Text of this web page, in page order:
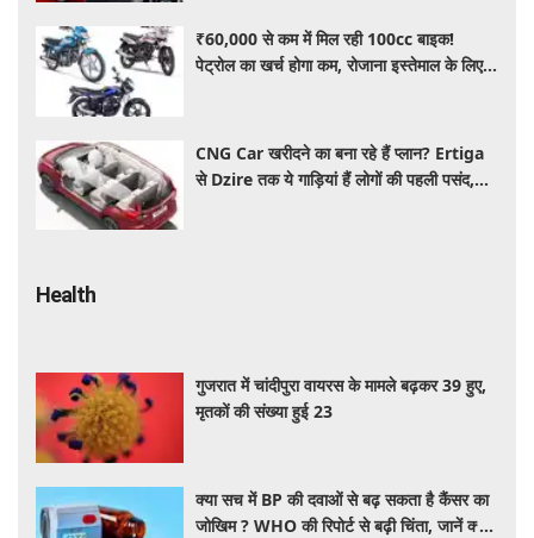
₹60,000 से कम में मिल रही 100cc बाइक!
पेट्रोल का खर्च होगा कम, रोजाना इस्तेमाल के लिए है
CNG Car खरीदने का बना रहे हैं प्लान? Ertiga
से Dzire तक ये गाड़ियां हैं लोगों की पहली पसंद,
Health
गुजरात में चांदीपुरा वायरस के मामले बढ़कर 39 हुए,
मृतकों की संख्या हुई 23
क्या सच में BP की दवाओं से बढ़ सकता है कैंसर का
जोखिम ? WHO की रिपोर्ट से बढ़ी चिंता, जानें क्या